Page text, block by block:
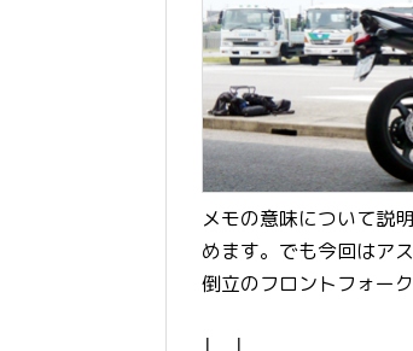
メモの意味について説
めます。でも今回はア
倒立のフロントフォー